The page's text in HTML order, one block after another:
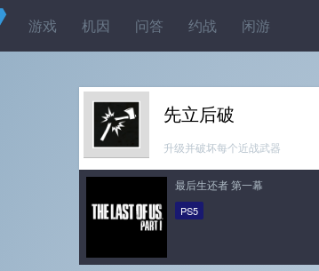
游戏 机因 问答 约战 闲游
先立后破
升级并破坏每个近战武器
最后生还者 第一幕
PS5